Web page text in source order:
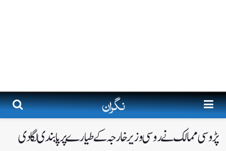
پڑوسی ممالک نے روسی وزیر خارجہ کے طیارے پر پابندی لگا دی